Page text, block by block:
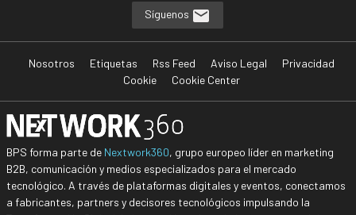
Síguenos
Nosotros Etiquetas Rss Feed Aviso Legal
Privacidad
Cookie
Cookie Center
BPS forma parte de Nextwork360, grupo europeo líder en marketing
B2B, comunicación y medios especializados para el mercado
tecnológico. A través de plataformas digitales y eventos, conectamos
a fabricantes, partners y decisores tecnológicos impulsando la